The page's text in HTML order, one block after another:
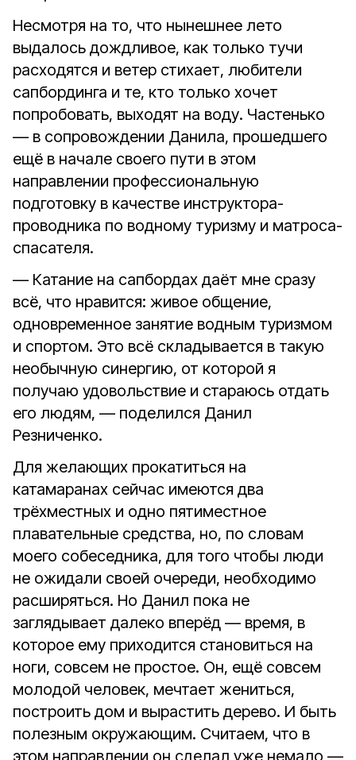
Несмотря на то, что нынешнее лето
выдалось дождливое, как только тучи
расходятся и ветер стихает, любители
сапбординга и те, кто только хочет
попробовать, выходят на воду. Частенько
— в сопровождении Данила, прошедшего
ещё в начале своего пути в этом
направлении профессиональную
подготовку в качестве инструктора-
проводника по водному туризму и матроса-
спасателя.
— Катание на сапбордах даёт мне сразу
всё, что нравится: живое общение,
одновременное занятие водным туризмом
и спортом. Это всё складывается в такую
необычную синергию, от которой я
получаю удовольствие и стараюсь отдать
его людям, — поделился Данил
Резниченко.
Для желающих прокатиться на
катамаранах сейчас имеются два
трёхместных и одно пятиместное
плавательные средства, но, по словам
моего собеседника, для того чтобы люди
не ожидали своей очереди, необходимо
расширяться. Но Данил пока не
заглядывает далеко вперёд — время, в
которое ему приходится становиться на
ноги, совсем не простое. Он, ещё совсем
молодой человек, мечтает жениться,
построить дом и вырастить дерево. И быть
полезным окружающим. Считаем, что в
этом направлении он сделал уже немало —